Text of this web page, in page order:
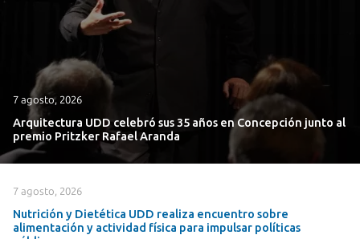
7 agosto, 2026
Arquitectura UDD celebró sus 35 años en Concepción junto al
premio Pritzker Rafael Aranda
7 agosto, 2026
Nutrición y Dietética UDD realiza encuentro sobre
alimentación y actividad física para impulsar políticas